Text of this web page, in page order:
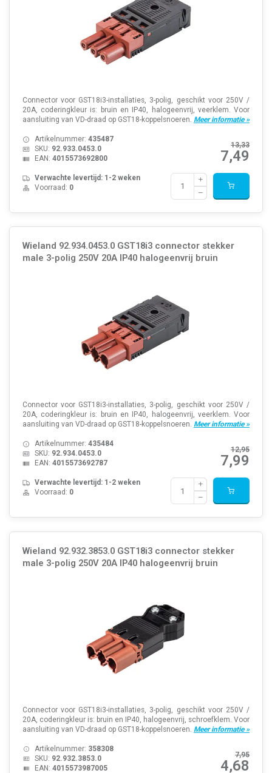
Connector voor GST18i3-installaties, 3-polig, geschikt voor 250V /
20A, coderingkleur is: bruin en IP40, halogeenvrij, veerklem. Voor
aansluiting van VD-draad op GST18-koppelsnoeren. Meer informatie »
13,33
7,49
Artikelnummer: 435487
SKU: 92.933.0453.0
EAN: 4015573692800
Verwachte levertijd: 1-2 weken
Voorraad: 0
Wieland 92.934.0453.0 GST18i3 connector stekker
male 3-polig 250V 20A IP40 halogeenvrij bruin
Connector voor GST18i3-installaties, 3-polig, geschikt voor 250V /
20A, coderingkleur is: bruin en IP40, halogeenvrij, veerklem. Voor
aansluiting van VD-draad op GST18-koppelsnoeren. Meer informatie »
12,95
7,99
Artikelnummer: 435484
SKU: 92.934.0453.0
EAN: 4015573692787
Verwachte levertijd: 1-2 weken
Voorraad: 0
Wieland 92.932.3853.0 GST18i3 connector stekker
male 3-polig 250V 20A IP40 halogeenvrij bruin
Connector voor GST18i3-installaties, 3-polig, geschikt voor 250V /
20A, coderingkleur is: bruin en IP40, halogeenvrij, schroefklem. Voor
aansluiting van VD-draad op GST18-koppelsnoeren. Meer informatie »
7,95
4,68
Artikelnummer: 358308
SKU: 92.932.3853.0
EAN: 4015573987005